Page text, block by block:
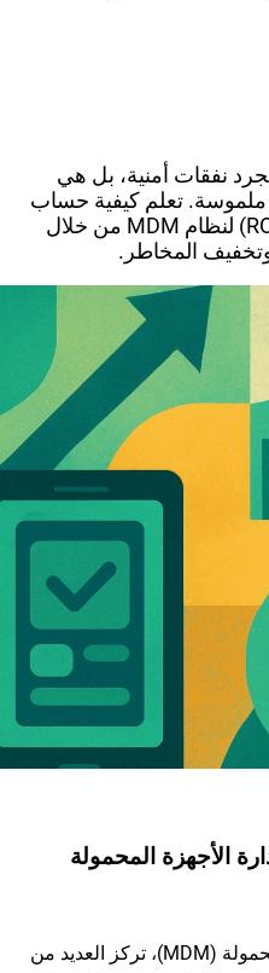
نفقات أمنية، بل هي
ملموسة. تعلم كيفية حساب
العائد الحقيقي على الاستثمار (ROI) لنظام MDM من خلال
وتخفيف المخاطر.
الأجهزة المحمولة
عند تقييم حلول إدارة الأجهزة المحمولة (MDM)، تركز العديد من